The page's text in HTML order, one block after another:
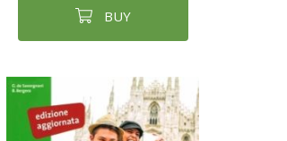
BUY